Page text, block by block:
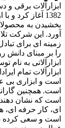
1382 آغاز
بخشیدن به
آورد. این شرکت
زمینه ای برای
را بر مبنای دانش
ابزارآلاتی به نام
ابزارآلات تمام
است و ابزاری بی
است. همچنین
است که نشان
ای، کار حرفه ای،
است و سعی کرده